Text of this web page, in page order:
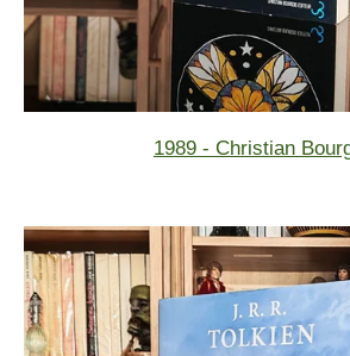
1989 - Christian